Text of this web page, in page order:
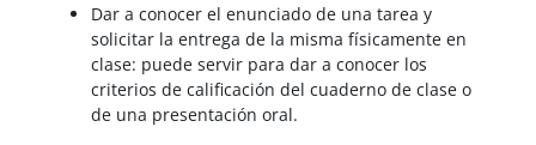
Dar a conocer el enunciado de una tarea y
solicitar la entrega de la misma físicamente en
clase: puede servir para dar a conocer los
criterios de calificación del cuaderno de clase o
de una presentación oral.